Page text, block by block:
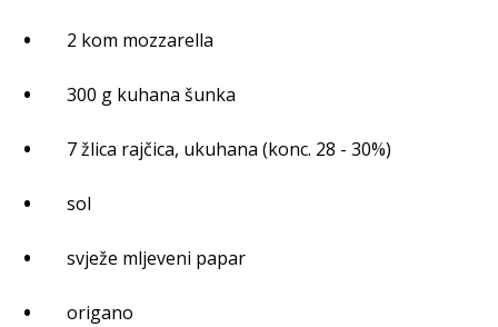
2 kom mozzarella
300 g kuhana šunka
7 žlica rajčica, ukuhana (konc. 28 - 30%)
sol
svježe mljeveni papar
origano